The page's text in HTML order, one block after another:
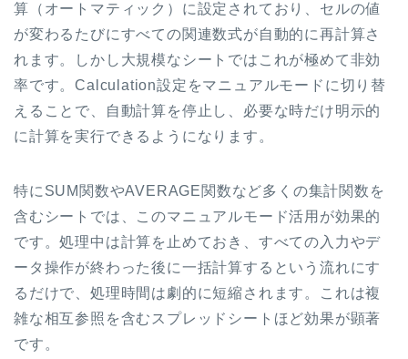
算（オートマティック）に設定されており、セルの値
が変わるたびにすべての関連数式が自動的に再計算さ
れます。しかし大規模なシートではこれが極めて非効
率です。Calculation設定をマニュアルモードに切り替
えることで、自動計算を停止し、必要な時だけ明示的
に計算を実行できるようになります。
特にSUM関数やAVERAGE関数など多くの集計関数を
含むシートでは、このマニュアルモード活用が効果的
です。処理中は計算を止めておき、すべての入力やデ
ータ操作が終わった後に一括計算するという流れにす
るだけで、処理時間は劇的に短縮されます。これは複
雑な相互参照を含むスプレッドシートほど効果が顕著
です。